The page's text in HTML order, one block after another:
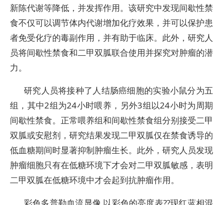
新陈代谢等降低，并发挥作用。该研究中发现间歇性禁
食不仅可以调节体内代谢增加化疗效果，并可以保护患
者免受化疗的毒副作用，并有助于临床。此外，研究人
员将间歇性禁食和二甲双胍联合使用并探究对肿瘤的潜
力。
研究人员将接种了人结肠癌细胞的实验小鼠分为五
组，其中2组为24小时喂养，另外3组以24小时为周期
间歇性禁食。正常喂养组和间歇性禁食组分别接受二甲
双胍或安慰剂，研究结果发现二甲双胍仅在禁食诱导的
低血糖期间时显著抑制肿瘤生长。此外，研究人员发现
肿瘤细胞只有在低糖环境下才会对二甲双胍敏感，表明
二甲双胍在低糖环境中才会起到抗肿瘤作用。